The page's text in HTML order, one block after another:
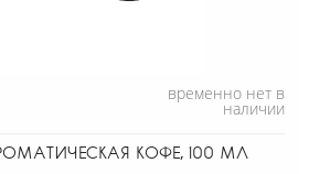
временно нет в
наличии
КОФЕ, 100 МЛ